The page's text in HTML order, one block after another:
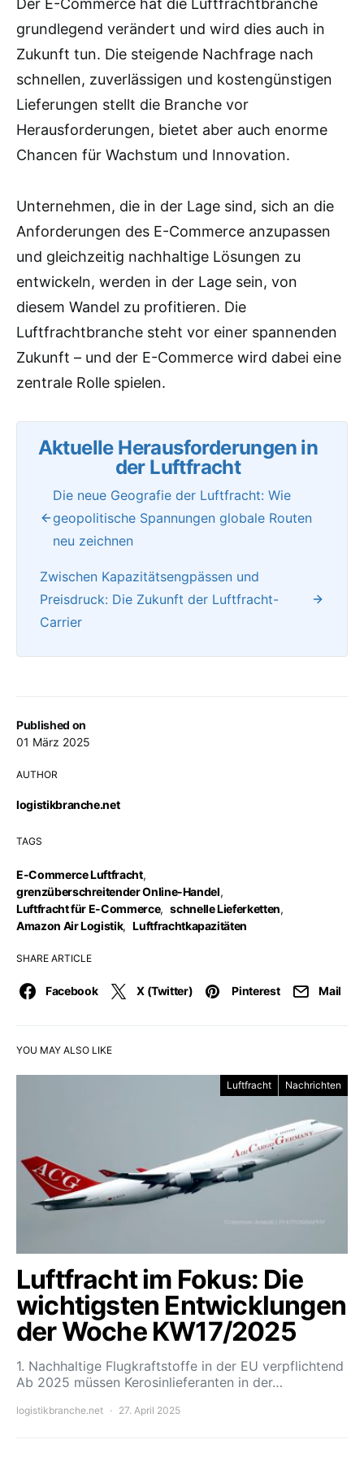
Published on
01 März 2025
AUTHOR
logistikbranche.net
TAGS
E-Commerce Luftfracht,
grenzüberschreitender Online-Handel,
Luftfracht für E-Commerce, schnelle Lieferketten,
Amazon Air Logistik, Luftfrachtkapazitäten
SHARE ARTICLE
Facebook X (Twitter) Pinterest Mail
Der E-Commerce hat die Luftfrachtbranche
grundlegend verändert und wird dies auch in
Zukunft tun. Die steigende Nachfrage nach
schnellen, zuverlässigen und kostengünstigen
Lieferungen stellt die Branche vor
Herausforderungen, bietet aber auch enorme
Chancen für Wachstum und Innovation.
Unternehmen, die in der Lage sind, sich an die
Anforderungen des E-Commerce anzupassen
und gleichzeitig nachhaltige Lösungen zu
entwickeln, werden in der Lage sein, von
diesem Wandel zu profitieren. Die
Luftfrachtbranche steht vor einer spannenden
Zukunft – und der E-Commerce wird dabei eine
zentrale Rolle spielen.
Aktuelle Herausforderungen in
der Luftfracht
Die neue Geografie der Luftfracht: Wie
geopolitische Spannungen globale Routen
neu zeichnen
Zwischen Kapazitätsengpässen und
Preisdruck: Die Zukunft der Luftfracht-
Carrier
YOU MAY ALSO LIKE
Luftfracht Nachrichten
Luftfracht im Fokus: Die
wichtigsten Entwicklungen
der Woche KW17/2025
1. Nachhaltige Flugkraftstoffe in der EU verpflichtend
Ab 2025 müssen Kerosinlieferanten in der…
logistikbranche.net 27. April 2025